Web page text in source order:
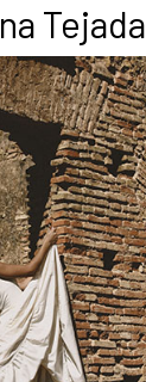
Tejada